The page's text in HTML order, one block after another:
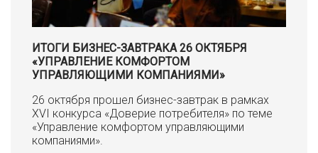
ИТОГИ БИЗНЕС-ЗАВТРАКА 26 ОКТЯБРЯ
«УПРАВЛЕНИЕ КОМФОРТОМ
УПРАВЛЯЮЩИМИ КОМПАНИЯМИ»
26 октября прошел бизнес-завтрак в рамках
XVI конкурса «Доверие потребителя» по теме
«Управление комфортом управляющими
компаниями».